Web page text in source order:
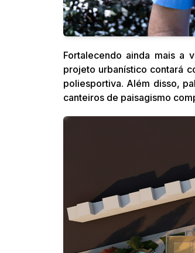
Fortalecendo ainda mais a
projeto urbanístico contará
poliesportiva. Além disso,
canteiros de paisagismo